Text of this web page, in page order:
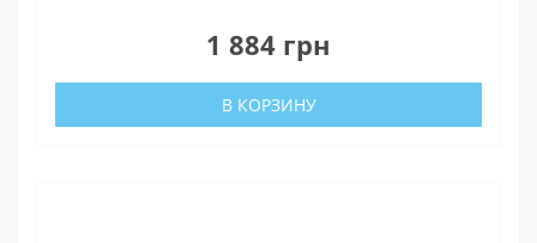
1 884 грн
В КОРЗИНУ